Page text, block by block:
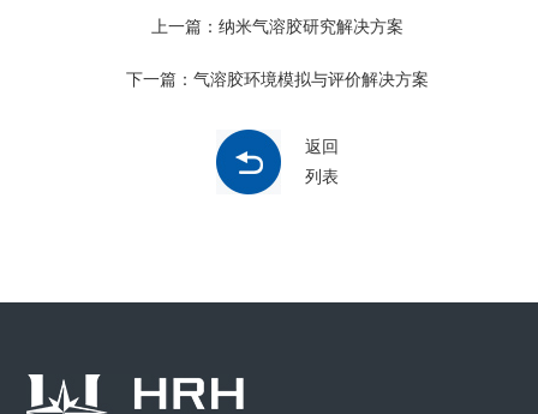
上一篇：纳米气溶胶研究解决方案
下一篇：气溶胶环境模拟与评价解决方案
返回
列表